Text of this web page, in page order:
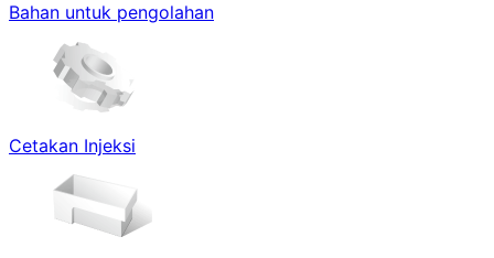
Bahan untuk pengolahan
Cetakan Injeksi